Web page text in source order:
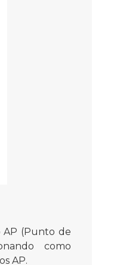
AP (Punto de
como
AP.